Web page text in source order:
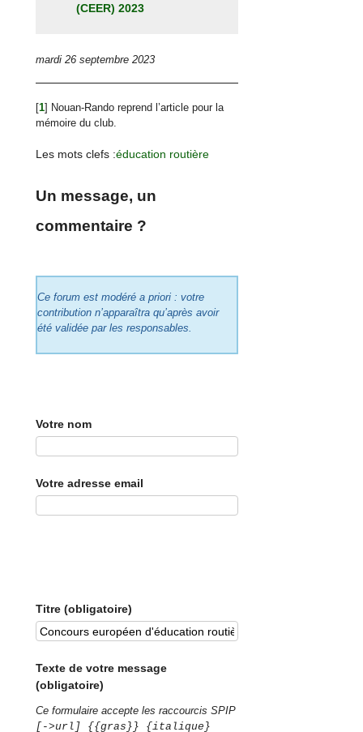
(CEER) 2023
mardi 26 septembre 2023
[1] Nouan-Rando reprend l’article pour la
mémoire du club.
Les mots clefs :éducation routière
Un message, un
commentaire ?
Ce forum est modéré a priori : votre
contribution n’apparaîtra qu’après avoir
été validée par les responsables.
Votre nom
Votre adresse email
Titre (obligatoire)
Texte de votre message
(obligatoire)
Ce formulaire accepte les raccourcis SPIP
[->url] {{gras}} {italique}